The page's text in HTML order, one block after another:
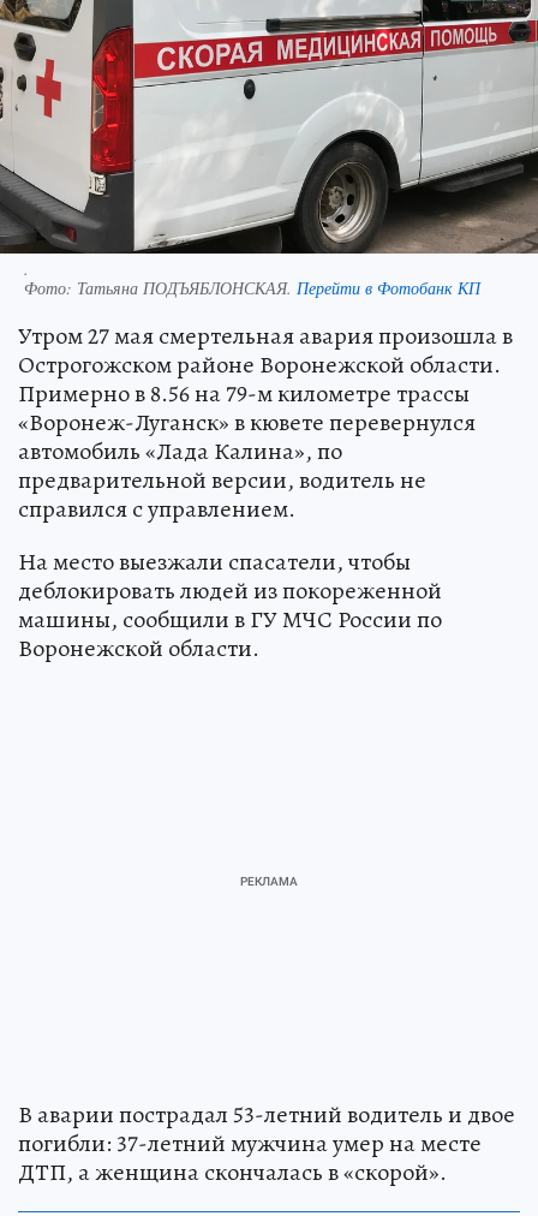
.
Фото: Татьяна ПОДЪЯБЛОНСКАЯ. Перейти в Фотобанк КП
Утром 27 мая смертельная авария произошла в
Острогожском районе Воронежской области.
Примерно в 8.56 на 79-м километре трассы
«Воронеж-Луганск» в кювете перевернулся
автомобиль «Лада Калина», по
предварительной версии, водитель не
справился с управлением.
На место выезжали спасатели, чтобы
деблокировать людей из покореженной
машины, сообщили в ГУ МЧС России по
Воронежской области.
В аварии пострадал 53-летний водитель и двое
погибли: 37-летний мужчина умер на месте
ДТП, а женщина скончалась в «скорой».